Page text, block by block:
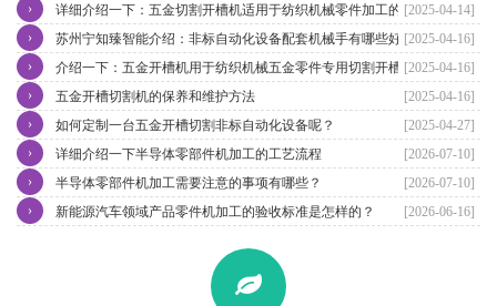
[2025-04-14]
详细介绍一下：五金切割开槽机适用于纺织机械零件加工的特点
›
[2025-04-16]
苏州宁知臻智能介绍：非标自动化设备配套机械手有哪些好处？
›
[2025-04-16]
介绍一下：五金开槽机用于纺织机械五金零件专用切割开槽
›
[2025-04-16]
五金开槽切割机的保养和维护方法
›
[2025-04-27]
如何定制一台五金开槽切割非标自动化设备呢？
›
[2026-07-10]
详细介绍一下半导体零部件机加工的工艺流程
›
[2026-07-10]
半导体零部件机加工需要注意的事项有哪些？
›
[2026-06-16]
新能源汽车领域产品零件机加工的验收标准是怎样的？
›